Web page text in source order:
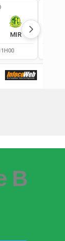
B